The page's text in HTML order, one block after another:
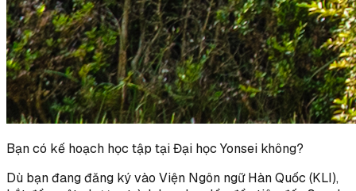
Bạn có kế hoạch học tập tại Đại học Yonsei không?
Dù bạn đang đăng ký vào Viện Ngôn ngữ Hàn Quốc (KLI),